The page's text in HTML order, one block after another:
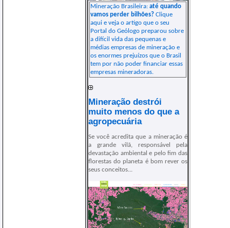
Mineração Brasileira: até quando
vamos perder bilhões? Clique
aqui e veja o artigo que o seu
Portal do Geólogo preparou sobre
a difícil vida das pequenas e
médias empresas de mineração e
os enormes prejuízos que o Brasil
tem por não poder financiar essas
empresas mineradoras.
Mineração destrói
muito menos do que a
agropecuária
Se você acredita que a mineração é
a grande vilã, responsável pela
devastação ambiental e pelo fim das
florestas do planeta é bom rever os
seus conceitos...